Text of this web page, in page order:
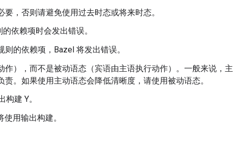
，否则请避免使用过去时态或将来时态。
依赖项时会发出错误。
的依赖项，Bazel 将发出错误。
），而不是被动语态（宾语由主语执行动作）。一般来说，主
。如果使用主动语态会降低清晰度，请使用被动语态。
构建 Y。
用输出构建。